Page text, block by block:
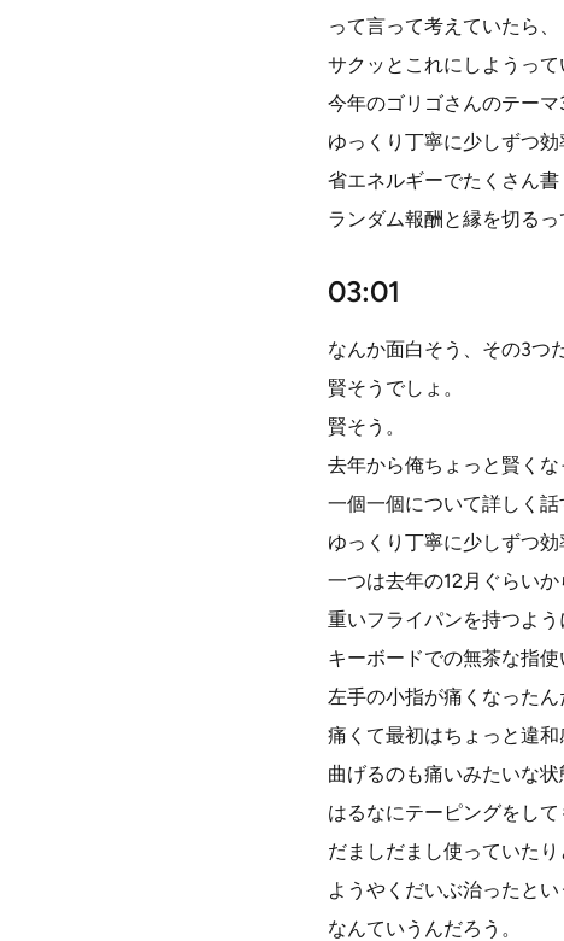
って言って考えていたら、
サクッとこれにしようって
今年のゴリゴさんのテーマ
ゆっくり丁寧に少しずつ効
省エネルギーでたくさん書
ランダム報酬と縁を切るっ
03:01
なんか面白そう、その3つ
賢そうでしょ。
賢そう。
去年から俺ちょっと賢くな
一個一個について詳しく話
ゆっくり丁寧に少しずつ効
一つは去年の12月ぐらいか
重いフライパンを持つよう
キーボードでの無茶な指使
左手の小指が痛くなったん
痛くて最初はちょっと違和
曲げるのも痛いみたいな状
はるなにテーピングをして
だましだまし使っていたり
ようやくだいぶ治ったと
なんていうんだろう。